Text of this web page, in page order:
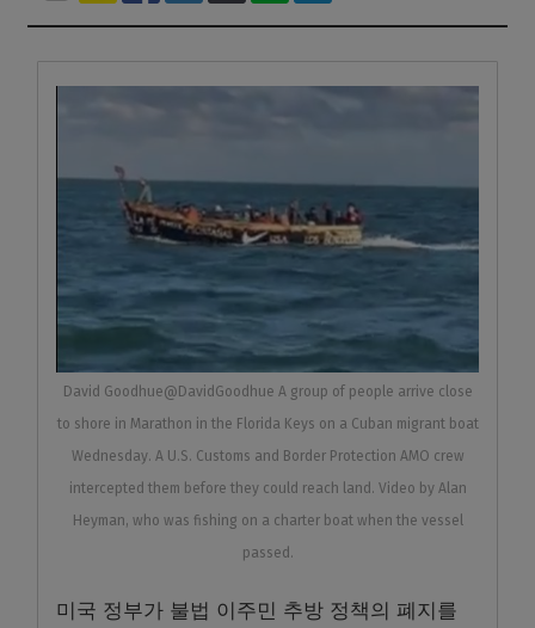
David Goodhue@DavidGoodhue A group of people arrive close
to shore in Marathon in the Florida Keys on a Cuban migrant boat
Wednesday. A U.S. Customs and Border Protection AMO crew
intercepted them before they could reach land. Video by Alan
Heyman, who was fishing on a charter boat when the vessel
passed.
미국 정부가 불법 이주민 추방 정책의 폐지를